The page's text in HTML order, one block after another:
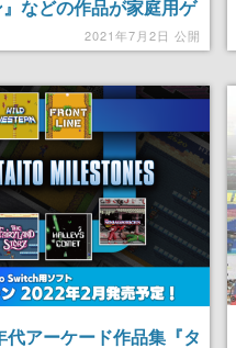
などの作品が家庭用ゲ
『ダライアス外伝』も本
2021年7月2日 公開
アーケード作品集『タ